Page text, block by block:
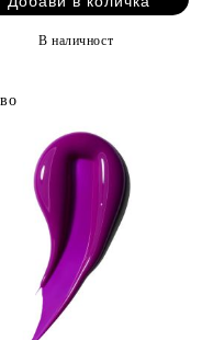
В наличност